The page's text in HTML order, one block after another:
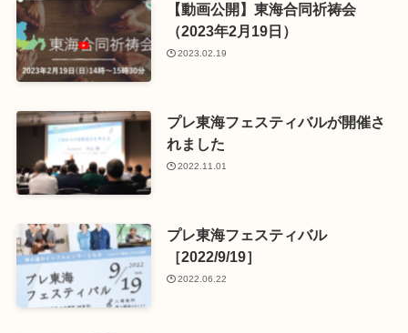
【動画公開】東海合同祈祷会
（2023年2月19日）
2023.02.19
プレ東海フェスティバルが開催さ
れました
2022.11.01
プレ東海フェスティバル
［2022/9/19］
2022.06.22